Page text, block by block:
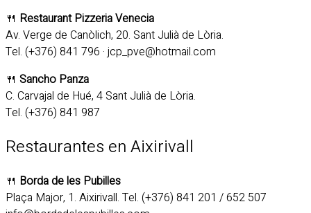
🍴 Restaurant Pizzeria Venecia
Av. Verge de Canòlich, 20. Sant Julià de Lòria.
Tel. (+376) 841 796 · jcp_pve@hotmail.com
🍴 Sancho Panza
C. Carvajal de Hué, 4 Sant Julià de Lòria.
Tel. (+376) 841 987
Restaurantes en Aixirivall
🍴 Borda de les Pubilles
Plaça Major, 1. Aixirivall. Tel. (+376) 841 201 / 652 507